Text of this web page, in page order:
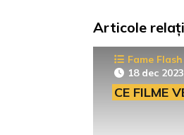
Articole
Fame Flash
18 dec 2023
CE FILME